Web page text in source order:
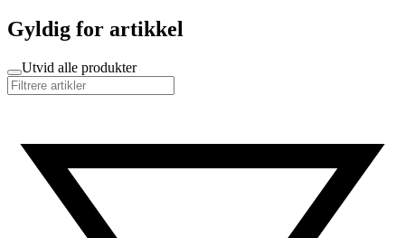
Gyldig for artikkel
Utvid alle produkter